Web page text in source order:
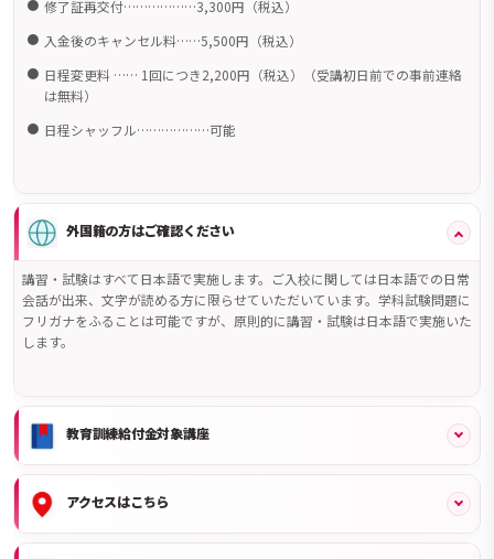
修了証再交付………………3,300円（税込）
入金後のキャンセル料……5,500円（税込）
日程変更料 …… 1回につき2,200円（税込）（受講初日前での事前連絡
は無料）
日程シャッフル………………可能
外国籍の方はご確認ください
講習・試験はすべて日本語で実施します。ご入校に関しては日本語での日常
会話が出来、文字が読める方に限らせていただいています。学科試験問題に
フリガナをふることは可能ですが、原則的に講習・試験は日本語で実施いた
します。
教育訓練給付金対象講座
アクセスはこちら